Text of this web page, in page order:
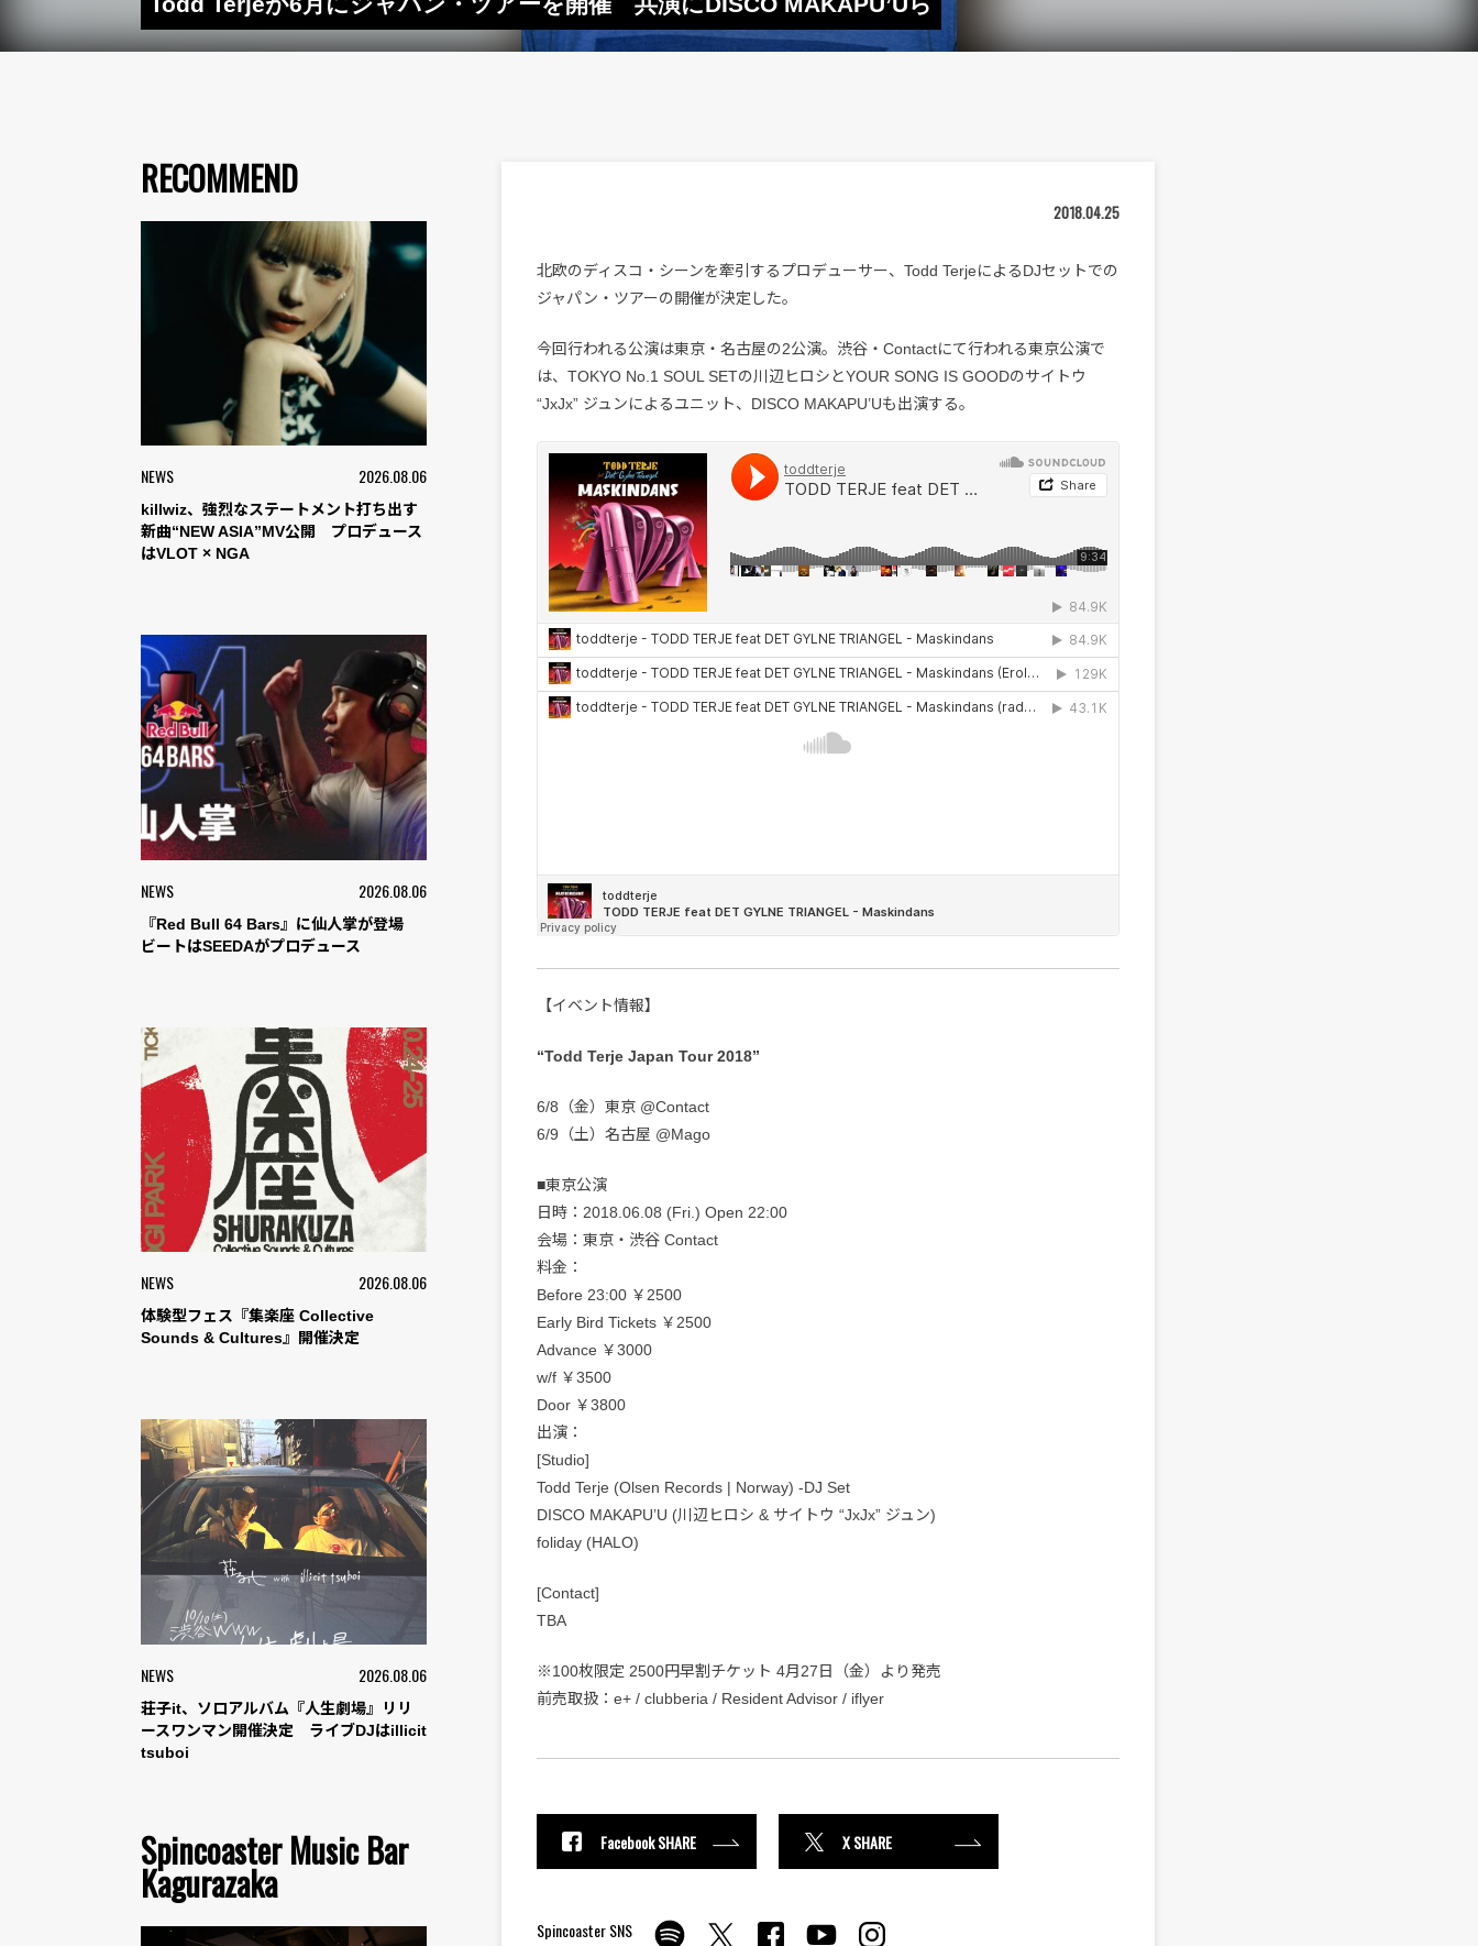
RECOMMEND
NEWS 2026.08.06
killwiz、強烈なステートメント打ち出す
新曲“NEW ASIA”MV公開 プロデュース
はVLOT × NGA
NEWS 2026.08.06
『Red Bull 64 Bars』に仙人掌が登場
ビートはSEEDAがプロデュース
NEWS 2026.08.06
体験型フェス『集楽座 Collective
Sounds & Cultures』開催決定
NEWS 2026.08.06
荘子it、ソロアルバム『人生劇場』リリ
ースワンマン開催決定 ライブDJはillicit
tsuboi
Spincoaster Music Bar
Kagurazaka
2018.04.25
北欧のディスコ・シーンを牽引するプロデューサー、Todd TerjeによるDJセットでの
ジャパン・ツアーの開催が決定した。
今回行われる公演は東京・名古屋の2公演。渋谷・Contactにて行われる東京公演で
は、TOKYO No.1 SOUL SETの川辺ヒロシとYOUR SONG IS GOODのサイトウ
“JxJx” ジュンによるユニット、DISCO MAKAPU’Uも出演する。
【イベント情報】
“Todd Terje Japan Tour 2018”
6/8（金）東京 @Contact
6/9（土）名古屋 @Mago
■東京公演
日時：2018.06.08 (Fri.) Open 22:00
会場：東京・渋谷 Contact
料金：
Before 23:00 ￥2500
Early Bird Tickets ￥2500
Advance ￥3000
w/f ￥3500
Door ￥3800
出演：
[Studio]
Todd Terje (Olsen Records | Norway) -DJ Set
DISCO MAKAPU’U (川辺ヒロシ & サイトウ “JxJx” ジュン)
foliday (HALO)
[Contact]
TBA
※100枚限定 2500円早割チケット 4月27日（金）より発売
前売取扱：e+ / clubberia / Resident Advisor / iflyer
Facebook SHARE X SHARE
Spincoaster SNS